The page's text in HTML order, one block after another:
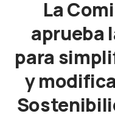
La
aprueba
para
y